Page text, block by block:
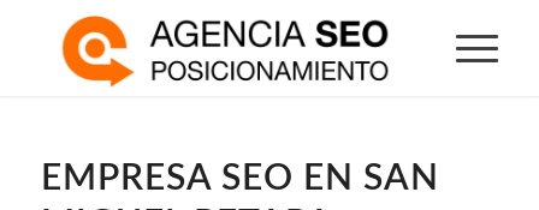
EMPRESA SEO EN SAN